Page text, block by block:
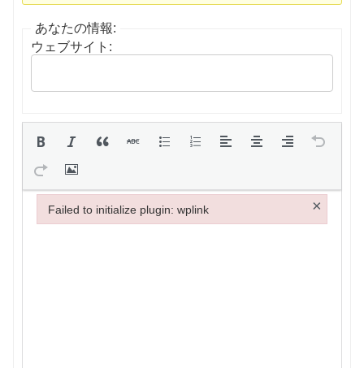
あなたの情報:
ウェブサイト:
Failed to initialize plugin: wplink ×
Failed to initialize plugin: wplink